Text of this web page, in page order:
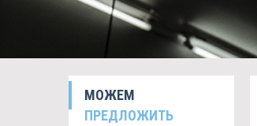
МОЖЕМ
ПРЕДЛОЖИТЬ